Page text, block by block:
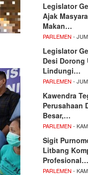
Legislator
Ajak
Makan…
PARLEMEN -
Legislator
Desi Dorong
Lindungi…
PARLEMEN -
Kawendra
Perusahaan
Besar,…
PARLEMEN -
Sigit
Litbang
Profesional…
PARLEMEN -